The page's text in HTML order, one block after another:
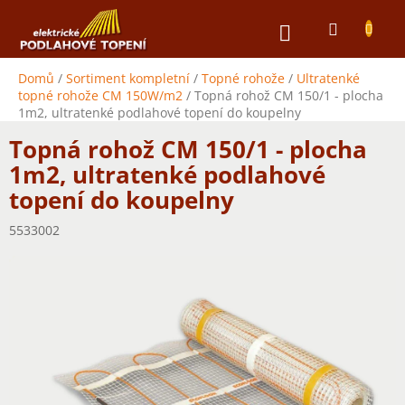
obsah
NÁKUPNÍ
Domů / Sortiment kompletní / Topné rohože / Ultratenké
topné rohože CM 150W/m2 / Topná rohož CM 150/1 - plocha
1m2, ultratenké podlahové topení do koupelny
Topná rohož CM 150/1 - plocha
1m2, ultratenké podlahové
topení do koupelny
5533002